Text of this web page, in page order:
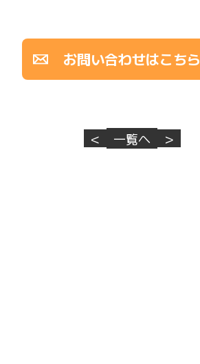
お問い合わせはこちら
< 一覧へ >